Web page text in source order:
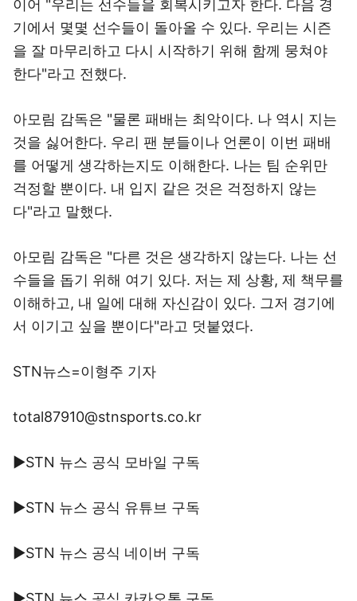
이어 "우리는 선수들을 회복시키고자 한다. 다음 경
기에서 몇몇 선수들이 돌아올 수 있다. 우리는 시즌
을 잘 마무리하고 다시 시작하기 위해 함께 뭉쳐야
한다"라고 전했다.
아모림 감독은 "물론 패배는 최악이다. 나 역시 지는
것을 싫어한다. 우리 팬 분들이나 언론이 이번 패배
를 어떻게 생각하는지도 이해한다. 나는 팀 순위만
걱정할 뿐이다. 내 입지 같은 것은 걱정하지 않는
다"라고 말했다.
아모림 감독은 "다른 것은 생각하지 않는다. 나는 선
수들을 돕기 위해 여기 있다. 저는 제 상황, 제 책무를
이해하고, 내 일에 대해 자신감이 있다. 그저 경기에
서 이기고 싶을 뿐이다"라고 덧붙였다.
STN뉴스=이형주 기자
total87910@stnsports.co.kr
▶STN 뉴스 공식 모바일 구독
▶STN 뉴스 공식 유튜브 구독
▶STN 뉴스 공식 네이버 구독